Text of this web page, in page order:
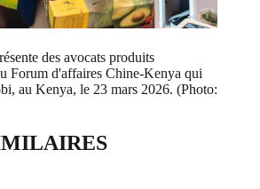
des avocats produits
Forum d'affaires Chine-Kenya qui
au Kenya, le 23 mars 2026. (Photo: